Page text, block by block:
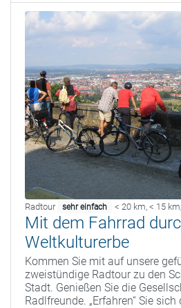
Radtour sehr einfach < 20 km, < 15
Mit dem Fahrrad
Weltkulturerbe
Kommen Sie mit auf unsere
zweistündige Radtour zu den
Stadt. Genießen Sie die
Radlfreunde. „Erfahren“ Sie